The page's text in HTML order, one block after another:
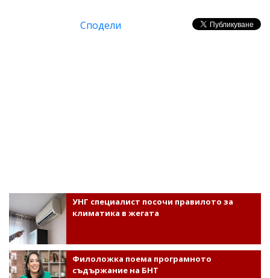
Сподели
УНГ специалист посочи правилото за
климатика в жегата
Филоложка поема програмното
съдържание на БНТ